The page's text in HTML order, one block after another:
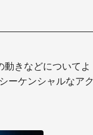
きなどについてよ
ーケンシャルなアク